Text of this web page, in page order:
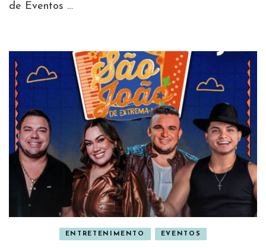
de Eventos …
ENTRETENIMENTO EVENTOS